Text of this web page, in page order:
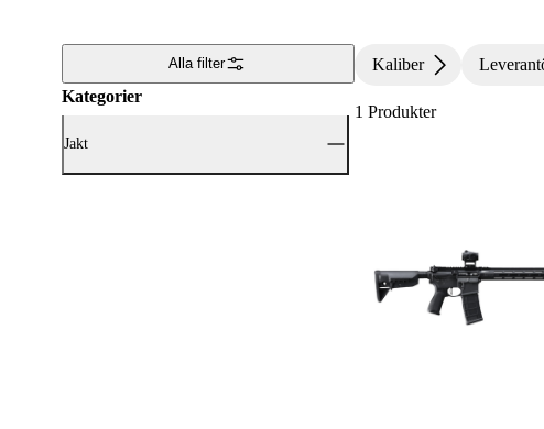
Alla filter
Kategorier
Jakt
Kaliber
1 Produkter